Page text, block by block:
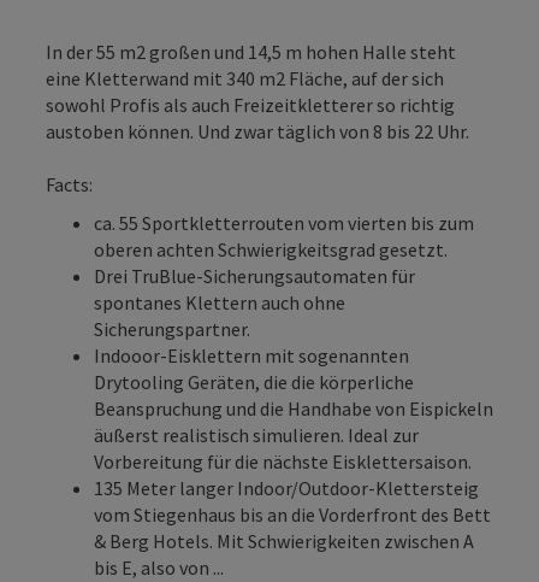
In der 55 m2 großen und 14,5 m hohen Halle steht
eine Kletterwand mit 340 m2 Fläche, auf der sich
sowohl Profis als auch Freizeitkletterer so richtig
austoben können. Und zwar täglich von 8 bis 22 Uhr.
Facts:
ca. 55 Sportkletterrouten vom vierten bis zum
oberen achten Schwierigkeitsgrad gesetzt.
Drei TruBlue-Sicherungsautomaten für
spontanes Klettern auch ohne
Sicherungspartner.
Indooor-Eisklettern mit sogenannten
Drytooling Geräten, die die körperliche
Beanspruchung und die Handhabe von Eispickeln
äußerst realistisch simulieren. Ideal zur
Vorbereitung für die nächste Eisklettersaison.
135 Meter langer Indoor/Outdoor-Klettersteig
vom Stiegenhaus bis an die Vorderfront des Bett
& Berg Hotels. Mit Schwierigkeiten zwischen A
bis E, also von ...